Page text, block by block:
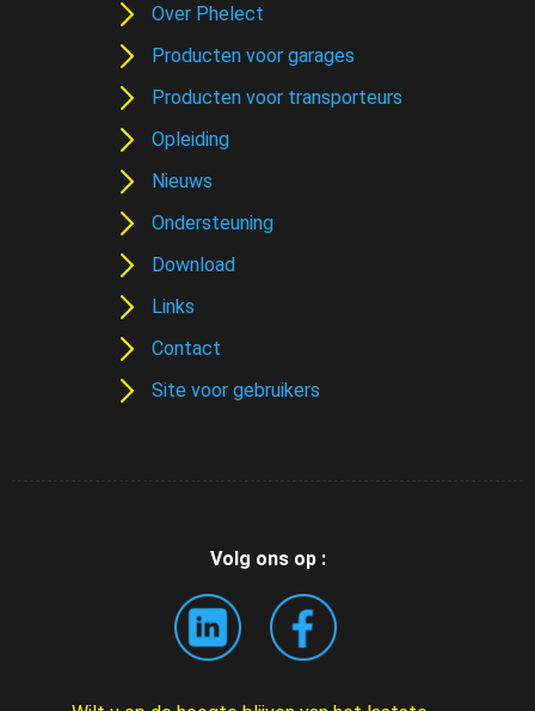
Over Phelect
Producten voor garages
Producten voor transporteurs
Opleiding
Nieuws
Ondersteuning
Download
Links
Contact
Site voor gebruikers
Volg ons op :